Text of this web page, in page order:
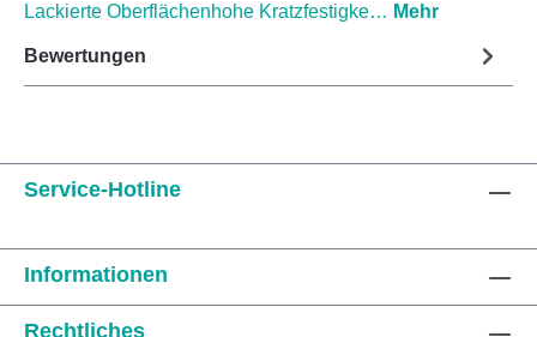
Lackierte Oberflächenhohe Kratzfestigke… Mehr
Bewertungen
Service-Hotline
Informationen
Rechtliches